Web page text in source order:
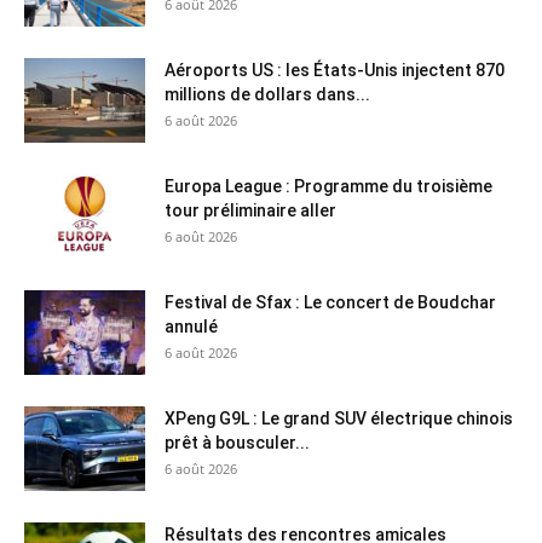
6 août 2026
Aéroports US : les États-Unis injectent 870
millions de dollars dans...
6 août 2026
Europa League : Programme du troisième
tour préliminaire aller
6 août 2026
Festival de Sfax : Le concert de Boudchar
annulé
6 août 2026
XPeng G9L : Le grand SUV électrique chinois
prêt à bousculer...
6 août 2026
Résultats des rencontres amicales